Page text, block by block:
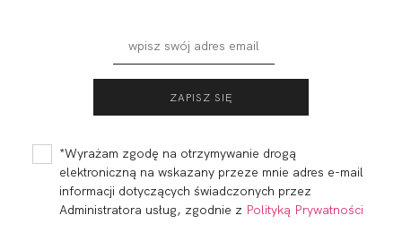
*Wyrażam zgodę na otrzymywanie drogą
elektroniczną na wskazany przeze mnie adres e-mail
informacji dotyczących świadczonych przez
Administratora usług, zgodnie z Polityką Prywatności